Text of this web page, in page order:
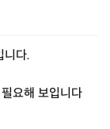
니다.
요해 보입니다